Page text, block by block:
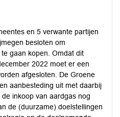
en 5 verwante partijen
besloten om
gaan kopen. Omdat dit
2022 moet er een
afgesloten. De Groene
aanbesteding uit met daarbij
inkoop van aardgas nog
de (duurzame) doelstellingen